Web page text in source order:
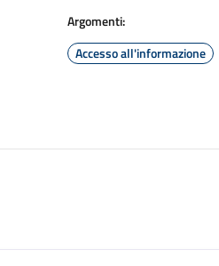
Argomenti:
Accesso all'informazione